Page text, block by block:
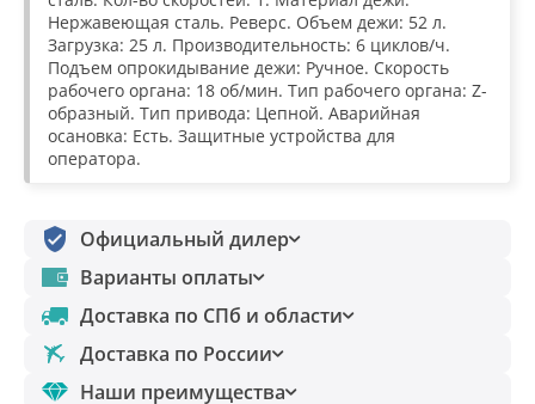
Нержавеющая сталь. Реверс. Объем дежи: 52 л.
Загрузка: 25 л. Производительность: 6 циклов/ч.
Подъем опрокидывание дежи: Ручное. Скорость
рабочего органа: 18 об/мин. Тип рабочего органа: Z-
образный. Тип привода: Цепной. Аварийная
осановка: Есть. Защитные устройства для
оператора.
Официальный дилер
Варианты оплаты
Доставка по СПб и области
Доставка по России
Наши преимущества